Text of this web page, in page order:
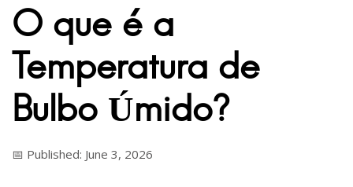
O que é a
Temperatura de
Bulbo Úmido?
📅 Published: June 3, 2026